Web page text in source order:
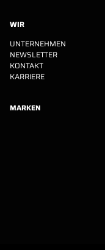
WIR
UNTERNEHMEN
NEWSLETTER
KONTAKT
KARRIERE
MARKEN